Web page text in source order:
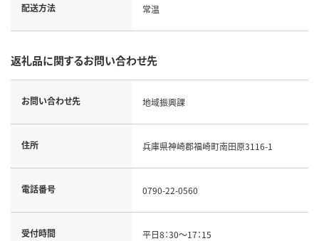
配送方法 常温
返礼品に関するお問い合わせ先
お問い合わせ先 地域振興課
住所 兵庫県神崎郡福崎町南田原3116-1
電話番号 0790-22-0560
受付時間 平日8：30～17：15